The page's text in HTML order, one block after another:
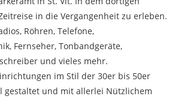
in die Vergangenheit zu erleben.
Röhren, Telefone,
Fernseher, Tonbandgeräte,
und vieles mehr.
im Stil der 30er bis 50er
gestaltet und mit allerlei Nützlichem